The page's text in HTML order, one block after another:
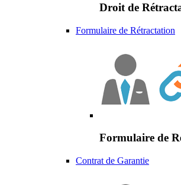
Droit de
Formulaire de Rétractation
Formulaire de
Contrat de Garantie